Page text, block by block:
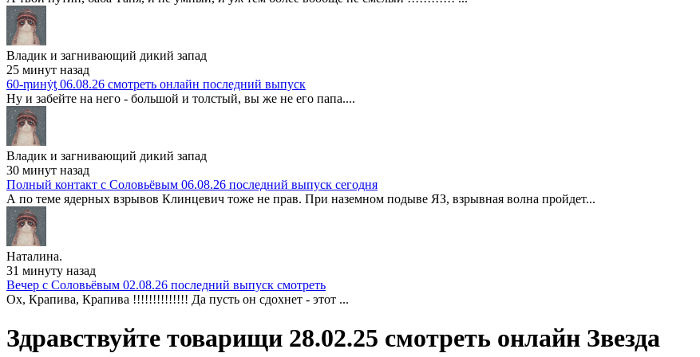
Владик и загнивающий дикий запад
25 минут назад
60-ṃинẏƫ 06.08.26 смотреть онлайн последний выпуск
Ну и забейте на него - большой и толстый, вы же не его папа....
Владик и загнивающий дикий запад
30 минут назад
Полный контакт с Соловьёвым 06.08.26 последний выпуск сегодня
А по теме ядерных взрывов Клинцевич тоже не прав. При наземном подыве ЯЗ, взрывная волна пройдет...
Наталина.
31 минуту назад
Вечер с Соловьёвым 02.08.26 последний выпуск смотреть
Ох, Крапива, Крапива !!!!!!!!!!!!!! Да пусть он сдохнет - этот ...
Здравствуйте товарищи 28.02.25 смотреть онлайн Звезда